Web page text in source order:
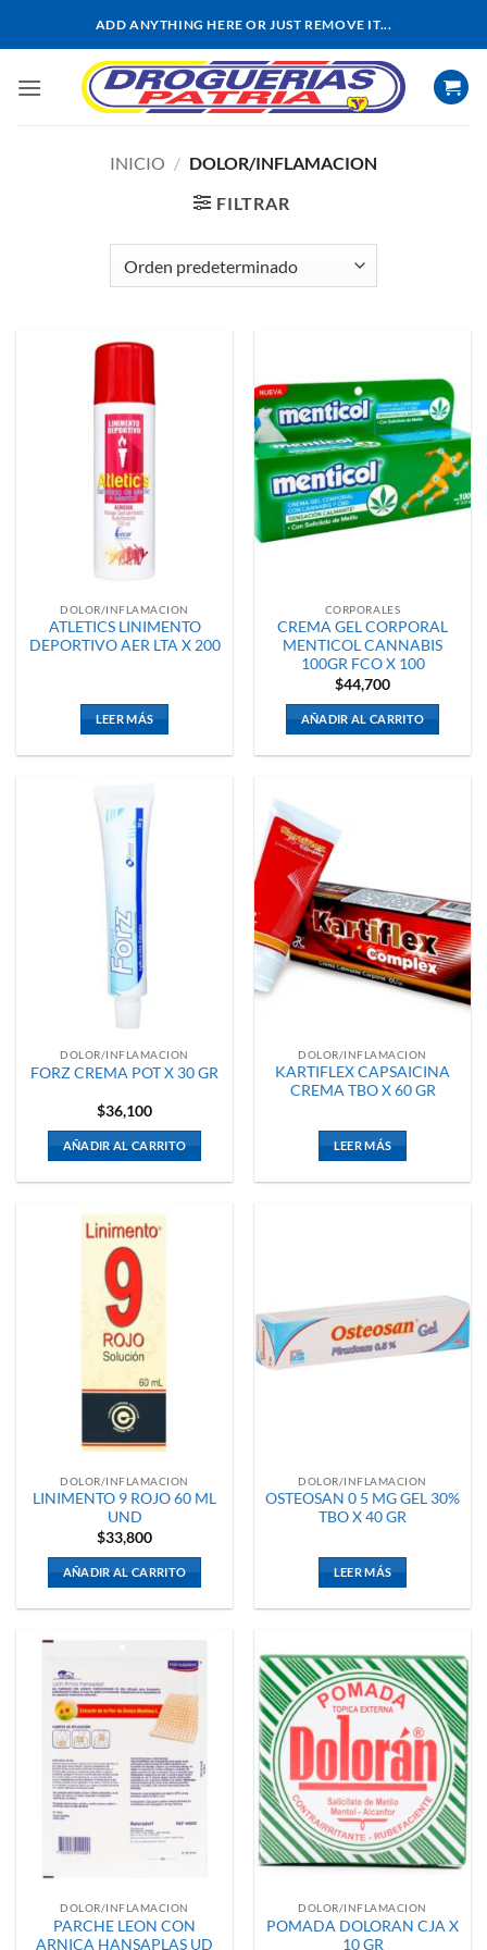
ADD ANYTHING HERE OR JUST REMOVE IT...
INICIO / DOLOR/INFLAMACION
FILTRAR
DOLOR/INFLAMACION
ATLETICS LINIMENTO
DEPORTIVO AER LTA X 200
LEER MÁS
CORPORALES
CREMA GEL CORPORAL
MENTICOL CANNABIS
100GR FCO X 100
$44,700
AÑADIR AL CARRITO
DOLOR/INFLAMACION
FORZ CREMA POT X 30 GR
$36,100
AÑADIR AL CARRITO
DOLOR/INFLAMACION
KARTIFLEX CAPSAICINA
CREMA TBO X 60 GR
LEER MÁS
DOLOR/INFLAMACION
LINIMENTO 9 ROJO 60 ML
UND
$33,800
AÑADIR AL CARRITO
DOLOR/INFLAMACION
OSTEOSAN 0 5 MG GEL 30%
TBO X 40 GR
LEER MÁS
DOLOR/INFLAMACION
PARCHE LEON CON
ARNICA HANSAPLAS UD
DOLOR/INFLAMACION
POMADA DOLORAN CJA X
10 GR